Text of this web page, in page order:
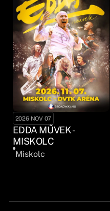
2026 NOV 07
EDDA MŰVEK -
MISKOLC
Miskolc